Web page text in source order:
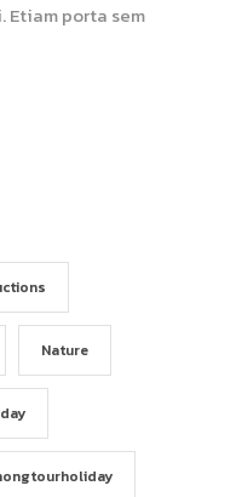
Etiam porta sem
Nature